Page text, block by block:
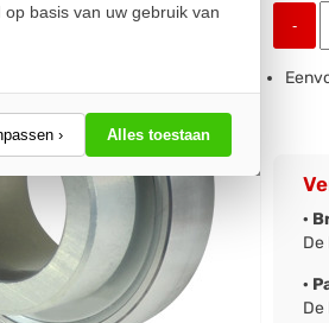
basis van uw gebruik van
› Alles toestaan
-
·
De
·
De